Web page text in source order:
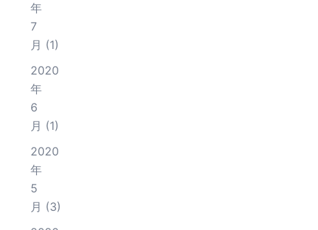
年
7
月 (1)
2020
年
6
月 (1)
2020
年
5
月 (3)